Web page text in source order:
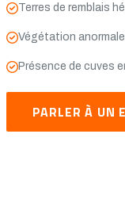
Terres de remblais
Végétation
Présence de cuves
PARLER À UN